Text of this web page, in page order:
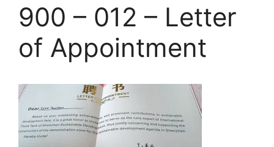
900 – 012 – Letter
of Appointment